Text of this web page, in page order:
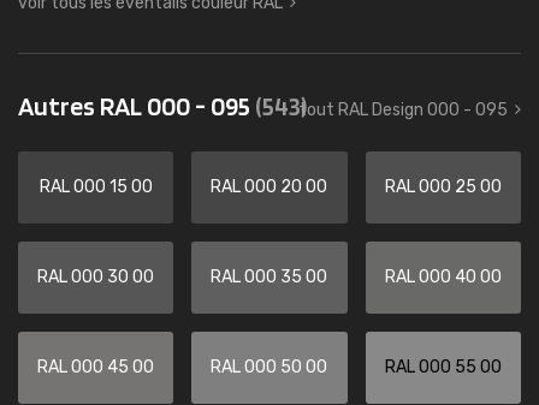
Autres RAL 000 - 095 (543)tout RAL Design 000 - 095
RAL 000 15 00 RAL 000 20 00 RAL 000 25 00
RAL 000 30 00 RAL 000 35 00 RAL 000 40 00
RAL 000 45 00 RAL 000 50 00 RAL 000 55 00